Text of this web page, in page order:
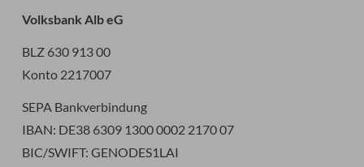
Volksbank Alb eG
BLZ 630 913 00
Konto 2217007
SEPA Bankverbindung
IBAN: DE38 6309 1300 0002 2170 07
BIC/SWIFT: GENODES1LAI